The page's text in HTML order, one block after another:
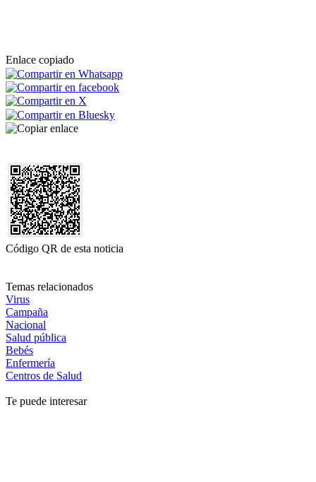
Enlace copiado
Código QR de esta noticia
Temas relacionados
Virus
Campaña
Nacional
Salud pública
Bebés
Enfermería
Centros de Salud
Te puede interesar